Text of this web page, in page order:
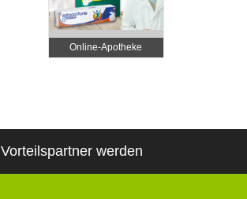
Online‑Apotheke
Vorteilspartner werden